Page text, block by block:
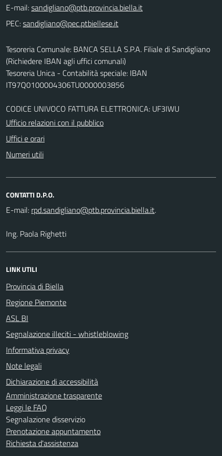
E-mail:
PEC:
Tesoreria Comunale: BANCA SELLA S.P.A. Filiale di Sandigliano
(Richiedere IBAN agli uffici comunali)
Tesoreria Unica - Contabilità speciale: IBAN
IT97Q0100004306TU0000003856
CODICE UNIVOCO FATTURA ELETTRONICA: UF3IWU
Ufficio relazioni con il pubblico
Uffici e orari
Numeri utili
CONTATTI D.P.O.
E-mail:
.
Ing. Paola Righetti
LINK UTILI
Provincia di Biella
Regione Piemonte
ASL BI
Segnalazione illeciti - whistleblowing
Informativa privacy
Note legali
Dichiarazione di accessibilità
Amministrazione trasparente
Leggi le FAQ
Segnalazione disservizio
Prenotazione appuntamento
Richiesta d'assistenza